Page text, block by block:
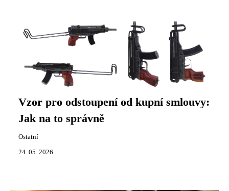
Vzor pro odstoupení od kupní smlouvy:
Jak na to správně
Ostatní
24. 05. 2026